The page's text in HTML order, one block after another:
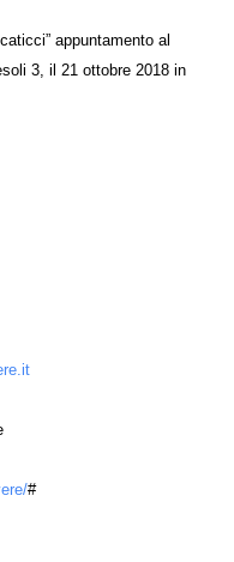
appuntamento al
3, il 21 ottobre 2018 in
#